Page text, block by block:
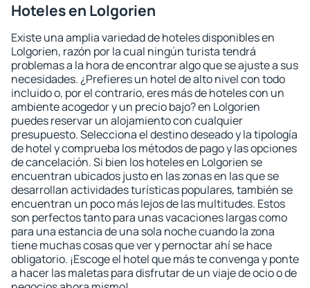
Hoteles en Lolgorien
Existe una amplia variedad de hoteles disponibles en
Lolgorien, razón por la cual ningún turista tendrá
problemas a la hora de encontrar algo que se ajuste a sus
necesidades. ¿Prefieres un hotel de alto nivel con todo
incluido o, por el contrario, eres más de hoteles con un
ambiente acogedor y un precio bajo? en Lolgorien
puedes reservar un alojamiento con cualquier
presupuesto. Selecciona el destino deseado y la tipología
de hotel y comprueba los métodos de pago y las opciones
de cancelación. Si bien los hoteles en Lolgorien se
encuentran ubicados justo en las zonas en las que se
desarrollan actividades turísticas populares, también se
encuentran un poco más lejos de las multitudes. Estos
son perfectos tanto para unas vacaciones largas como
para una estancia de una sola noche cuando la zona
tiene muchas cosas que ver y pernoctar ahí se hace
obligatorio. ¡Escoge el hotel que más te convenga y ponte
a hacer las maletas para disfrutar de un viaje de ocio o de